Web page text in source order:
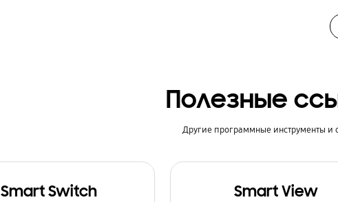
Полезные
Другие программные инструменты и
Smart Switch Smart View